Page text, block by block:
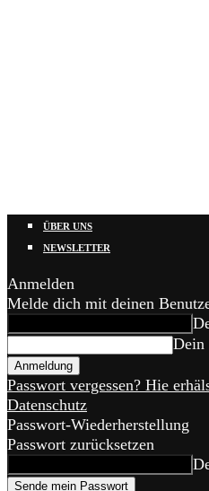
ÜBER UNS
NEWSLETTER
Anmelden
Melde dich mit deinen
Dein
Passwort vergessen? Hie
Datenschutz
Passwort-Wiederherstellung
Passwort zurücksetzen